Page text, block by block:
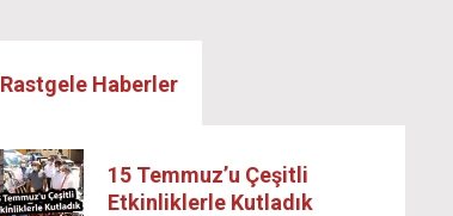
Rastgele Haberler
15 Temmuz’u Çeşitli
Etkinliklerle Kutladık